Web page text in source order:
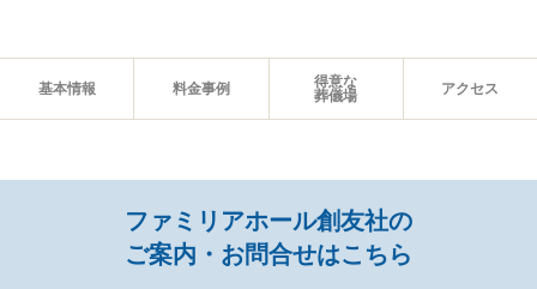
人数・式場・火葬場などの各種条件やご要望、ご事情にあわせ
て、お見積りを作成いたします。葬儀を施行する前に総額費用を
ご確認いただき、それぞれの内訳をご説明します。その上で葬儀
ださい。
基本情報 料金事例
得意な
葬儀場
アクセス
ファミリアホール創友社の
ご案内・お問合せはこちら